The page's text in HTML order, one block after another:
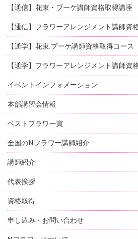
【通信】花束・ブーケ講師資格取得講座
【通信】フラワーアレンジメント講師資
【通学】花束.ブーケ講師資格取得コース
【通学】フラワーアレンジメント講師資
イベントインフォメーション
本部講習会情報
ベストフラワー賞
全国のNフラワー講師紹介
講師紹介
代表挨拶
資格取得
申し込み・お問い合わせ